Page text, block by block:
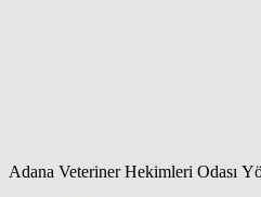
Adana Veteriner Hekimleri Odası